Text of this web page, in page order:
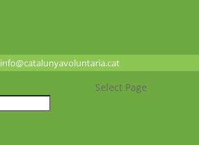
info@catalunyavoluntaria.cat
Select Page